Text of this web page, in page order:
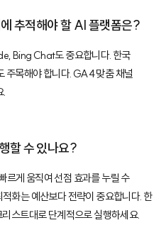
추적해야 할 AI 플랫폼은?
Bing Chat도 중요합니다. 한국
목해야 합니다. GA4 맞춤 채널
.
할 수 있나요?
르게 움직여 선점 효과를 누릴 수
화는 예산보다 전략이 중요합니다. 한
스트대로 단계적으로 실행하세요.